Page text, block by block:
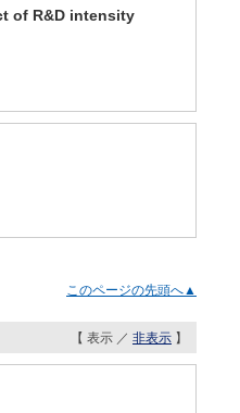
of R&D intensity
このページの先頭へ▲
【 表示 ／ 非表示 】